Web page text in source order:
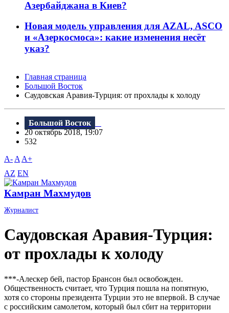
Азербайджана в Киев?
Новая модель управления для AZAL, ASCO
и «Азеркосмоса»: какие изменения несёт
указ?
Главная страница
Большой Восток
Саудовская Аравия-Турция: от прохлады к холоду
Большой Восток
20 октябрь 2018, 19:07
532
A- A A+
AZ EN
Камран Махмудов
Журналист
Саудовская Аравия-Турция:
от прохлады к холоду
***-Алескер бей, пастор Брансон был освобожден.
Общественность считает, что Турция пошла на попятную,
хотя со стороны президента Турции это не впервой. B случае
с российским самолетом, который был сбит на территории